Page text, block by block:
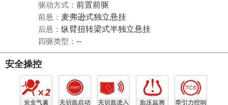
驱动方式： 前置前驱
前悬： 麦弗逊式独立悬挂
后悬： 纵臂扭转梁式半独立悬挂
四驱类型： --
安全操控